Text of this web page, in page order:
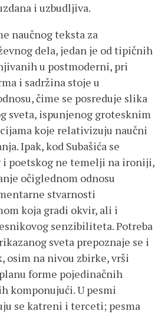
i uzbudljiva.
naučnog teksta za
dela, jedan je od tipičnih
u postmoderni, pri
i sadržina stoje u
čime se posreduje slika
sveta, ispunjenog grotesknim
koje relativizuju naučni
Ipak, kod Subašića se
i poetskog ne temelji na ironiji,
očiglednom odnosu
stvarnosti
koja gradi okvir, ali i
senzibiliteta. Potreba
sveta prepoznaje se i
osim na nivou zbirke, vrši
forme pojedinačnih
komponujući. U pesmi
se katreni i terceti; pesma